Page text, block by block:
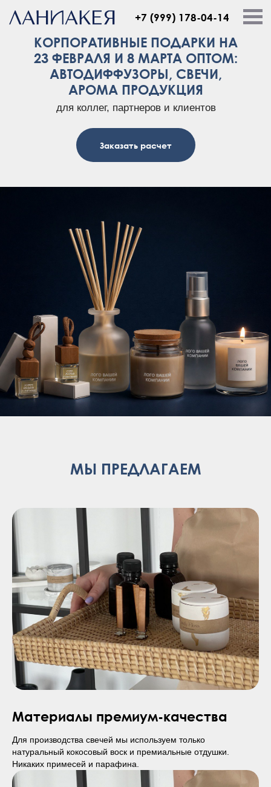
+7 (999) 178-04-14
23 ФЕВРАЛЯ И 8 МАРТА ОПТОМ:
АВТОДИФФУЗОРЫ, СВЕЧИ,
АРОМА ПРОДУКЦИЯ
для коллег, партнеров и клиентов
МЫ ПРЕДЛАГАЕМ
Материалы премиум-качества
Для производства свечей мы используем только
натуральный кокосовый воск и премиальные отдушки.
Никаких примесей и парафина.